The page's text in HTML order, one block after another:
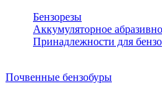
Бензорезы
Аккумуляторное
Принадлежности для
Почвенные бензобуры